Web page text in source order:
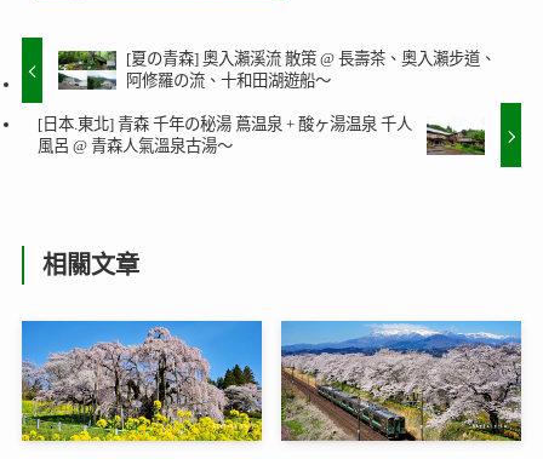
[夏の青森] 奧入瀨溪流 散策 @ 長壽茶、奧入瀨步道、
阿修羅の流、十和田湖遊船～
[日本.東北] 青森 千年の秘湯 蔦温泉 + 酸ヶ湯温泉 千人
風呂 @ 青森人氣溫泉古湯～
相關文章